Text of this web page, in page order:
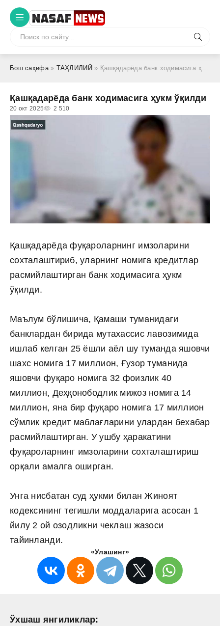
Бош саҳифа» ТАҲЛИЛИЙ » Қашқадарёда банк ходимасига ҳукм ўқилди
Қашқадарёда банк ходимасига ҳукм ўқилди
20 окт 2025 2 510
Қашқадарёда фуқароларнинг имзоларини
сохталаштириб, уларнинг номига кредитлар
расмийлаштирган банк ходимасига ҳукм
ўқилди.
Маълум бўлишича, Қамаши туманидаги
банклардан бирида мутахассис лавозимида
ишлаб келган 25 ёшли аёл шу туманда яшовчи
шахс номига 17 миллион, Ғузор туманида
яшовчи фуқаро номига 32 фоизлик 40
миллион, Деҳқонободлик мижоз номига 14
миллион, яна бир фуқаро номига 17 миллион
сўмлик кредит маблағларини улардан бехабар
расмийлаштирган. У ушбу ҳаракатини
фуқароларнинг имзоларини сохталаштириш
орқали амалга оширган.
Унга нисбатан суд ҳукми билан Жиноят
кодексининг тегишли моддаларига асосан 1
йилу 2 ой озодликни чеклаш жазоси
тайинланди.
«Улашинг»
Ўхшаш янгиликлар: